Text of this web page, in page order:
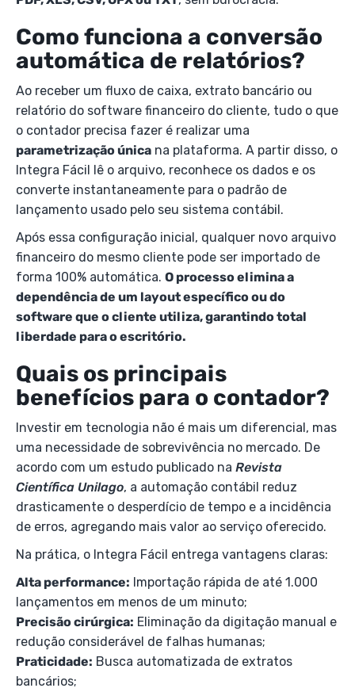
Como funciona a conversão
automática de relatórios?
Ao receber um fluxo de caixa, extrato bancário ou
relatório do software financeiro do cliente, tudo o que
o contador precisa fazer é realizar uma
parametrização única na plataforma. A partir disso, o
Integra Fácil lê o arquivo, reconhece os dados e os
converte instantaneamente para o padrão de
lançamento usado pelo seu sistema contábil.
Após essa configuração inicial, qualquer novo arquivo
financeiro do mesmo cliente pode ser importado de
forma 100% automática. O processo elimina a
dependência de um layout específico ou do
software que o cliente utiliza, garantindo total
liberdade para o escritório.
Quais os principais
benefícios para o contador?
Investir em tecnologia não é mais um diferencial, mas
uma necessidade de sobrevivência no mercado. De
acordo com um estudo publicado na Revista
Científica Unilago, a automação contábil reduz
drasticamente o desperdício de tempo e a incidência
de erros, agregando mais valor ao serviço oferecido.
Na prática, o Integra Fácil entrega vantagens claras:
Alta performance: Importação rápida de até 1.000
lançamentos em menos de um minuto;
Precisão cirúrgica: Eliminação da digitação manual e
redução considerável de falhas humanas;
Praticidade: Busca automatizada de extratos
bancários;